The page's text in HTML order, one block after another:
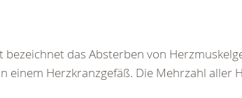
bezeichnet das Absterben von
einem Herzkranzgefäß. Die Mehrzahl aller